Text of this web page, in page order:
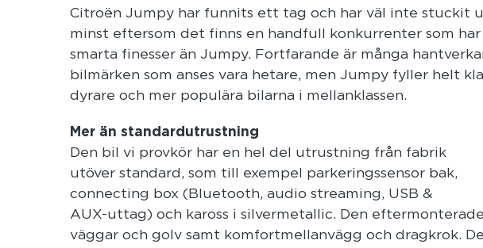
Citroën Jumpy har funnits ett tag och har väl inte stuckit
minst eftersom det finns en handfull konkurrenter som
smarta finesser än Jumpy. Fortfarande är många
bilmärken som anses vara hetare, men Jumpy fyller helt
dyrare och mer populära bilarna i mellanklassen.
Mer än standardutrustning
Den bil vi provkör har en hel del utrustning från fabrik
utöver standard, som till exempel parkeringssensor bak,
connecting box (Bluetooth, audio streaming, USB &
AUX-uttag) och kaross i silvermetallic. Den
väggar och golv samt komfortmellanvägg och dragkrok.